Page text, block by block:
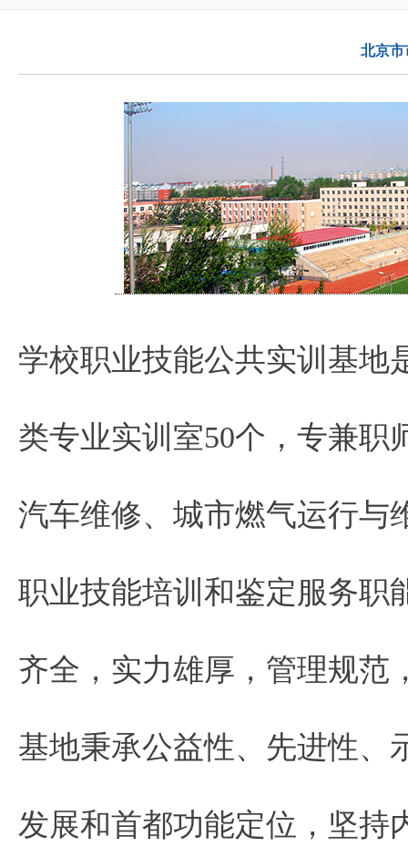
北京市
学校职业技能公共实训基地
类专业实训室50个，专兼职
汽车维修、城市燃气运行与
职业技能培训和鉴定服务职
齐全，实力雄厚，管理规范
基地秉承公益性、先进性、
发展和首都功能定位，坚持